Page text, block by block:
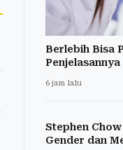
Berlebih Bisa
Penjelasannya
6 jam lalu
Stephen
Gender dan